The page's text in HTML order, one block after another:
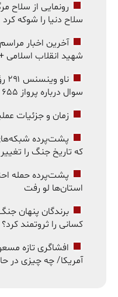
رونمایی از سلاح
سلاح دنیا را شوکه کرد
آخرین اخبار
شهید انقلاب
سوال درباره پرواز ۶۵۵
زمان و جزئیات
پشت‌پرده
که تاریخ جنگ را
پشت‌پرده حمله
استان‌ها لو رفت
کسانی را ثروتمند کرد؟
افشاگری تازه
آمریکا/ چه چیزی در